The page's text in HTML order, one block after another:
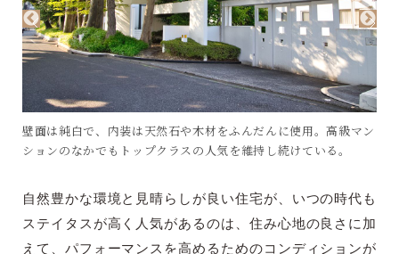
壁面は純白で、内装は天然石や木材をふんだんに使用。高級マン
ションのなかでもトップクラスの人気を維持し続けている。
自然豊かな環境と見晴らしが良い住宅が、いつの時代も
ステイタスが高く人気があるのは、住み心地の良さに加
えて、パフォーマンスを高めるためのコンディションが